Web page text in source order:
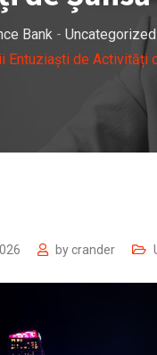
Bank - Uncategorized
Entuziaști de Activități
by crander